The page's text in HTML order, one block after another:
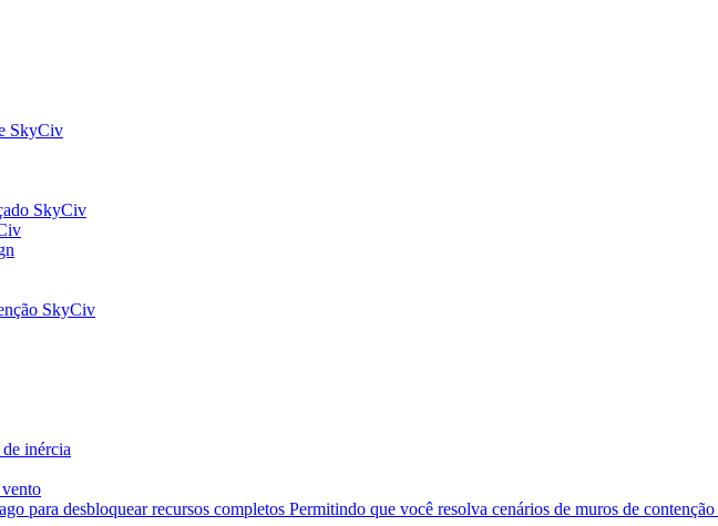
SkyCiv
SkyCiv
SkyCiv
inércia
para desbloquear recursos completos Permitindo que você resolva cenários de muros de